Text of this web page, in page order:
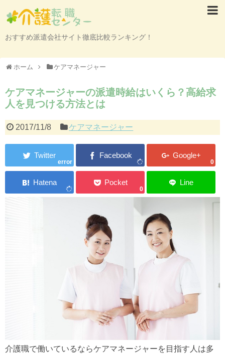
おすすめ派遣会社サイト徹底比較ランキング！
ホーム ケアマネージャー
ケアマネージャーの派遣時給はいくら？高給求
人を見つける方法とは
2017/11/8 ケアマネージャー
error 0
0
介護職で働いているならケアマネージャーを目指す人は多